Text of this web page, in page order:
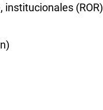
institucionales (ROR)